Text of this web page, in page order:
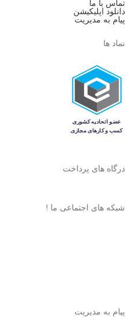
تماس با ما
دانلود اپلیکیشن
پیام به مدیریت
نماد ها
درگاه های پرداخت
شبکه های اجتماعی ما !
پیام به مدیریت